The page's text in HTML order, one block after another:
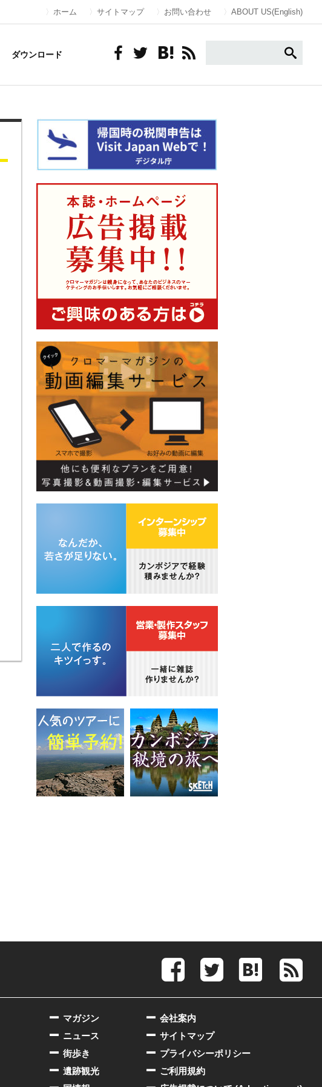
ホーム サイトマップ お問い合わせ ABOUT US(English)
ダウンロード
会社案内
サイトマップ
プライバシーポリシー
ご利用規約
マガジン
ニュース
街歩き
遺跡観光